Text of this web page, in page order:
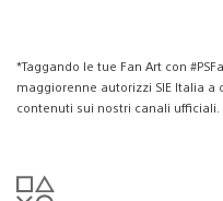
*Taggando le tue Fan Art con
maggiorenne autorizzi SIE Italia
contenuti sui nostri canali ufficiali.